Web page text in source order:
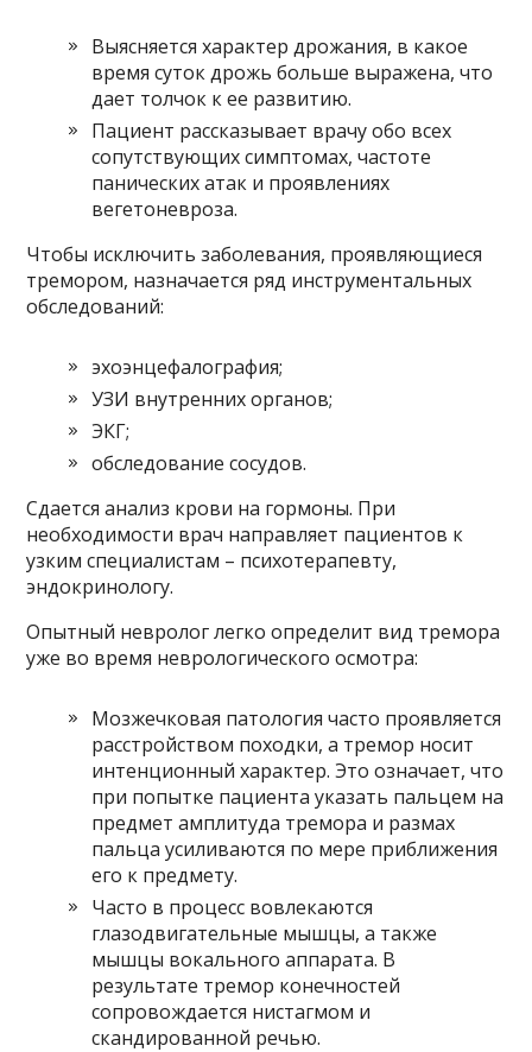
Выясняется характер дрожания, в какое
время суток дрожь больше выражена, что
дает толчок к ее развитию.
Пациент рассказывает врачу обо всех
сопутствующих симптомах, частоте
панических атак и проявлениях
вегетоневроза.
Чтобы исключить заболевания, проявляющиеся
тремором, назначается ряд инструментальных
обследований:
эхоэнцефалография;
УЗИ внутренних органов;
ЭКГ;
обследование сосудов.
Сдается анализ крови на гормоны. При
необходимости врач направляет пациентов к
узким специалистам – психотерапевту,
эндокринологу.
Опытный невролог легко определит вид тремора
уже во время неврологического осмотра:
Мозжечковая патология часто проявляется
расстройством походки, а тремор носит
интенционный характер. Это означает, что
при попытке пациента указать пальцем на
предмет амплитуда тремора и размах
пальца усиливаются по мере приближения
его к предмету.
Часто в процесс вовлекаются
глазодвигательные мышцы, а также
мышцы вокального аппарата. В
результате тремор конечностей
сопровождается нистагмом и
скандированной речью.